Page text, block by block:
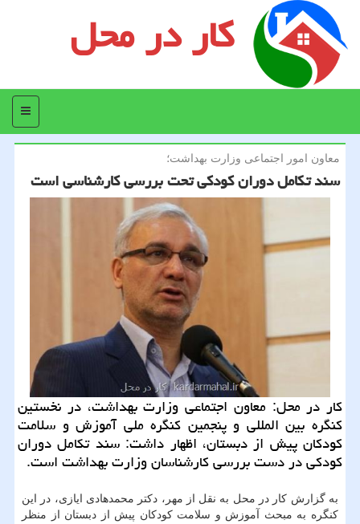
کار در محل
منو
معاون امور اجتماعی وزارت بهداشت؛
سند تكامل دوران كودكی تحت بررسی كارشناسی است
كار در محل: معاون اجتماعی وزارت بهداشت، در نخستین
كنگره بین المللی و پنجمین كنگره ملی آموزش و سلامت
كودكان پیش از دبستان، اظهار داشت: سند تكامل دوران
كودكی در دست بررسی كارشناسان وزارت بهداشت است.
به گزارش كار در محل به نقل از مهر، دكتر محمدهادی ایازی، در این
كنگره به مبحث آموزش و سلامت كودكان پیش از دبستان از منظر